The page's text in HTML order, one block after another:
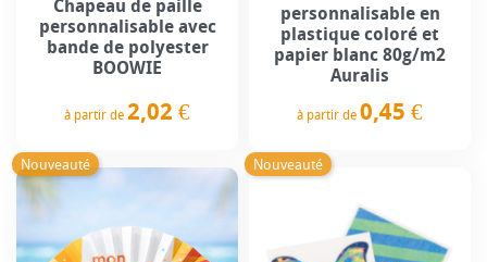
Chapeau de paille
personnalisable avec
bande de polyester
BOOWIE
à partir de 2,02 €
personnalisable en
plastique coloré et
papier blanc 80g/m2
Auralis
à partir de 0,45 €
Nouveauté Nouveauté